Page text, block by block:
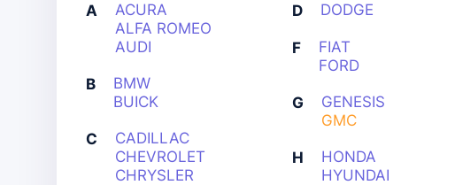
A
ACURA
ALFA ROMEO
AUDI
B
BMW
BUICK
C
CADILLAC
CHEVROLET
CHRYSLER
D DODGE
F
FIAT
FORD
G
GENESIS
GMC
H
HONDA
HYUNDAI